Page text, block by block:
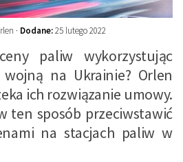
· Dodane:25 lutego 2022
paliw wykorzystując
wojną na Ukrainie? Orlen
ich rozwiązanie umowy.
ten sposób przeciwstawić
na stacjach paliw w